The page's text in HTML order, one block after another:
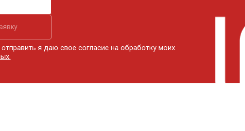
я даю свое согласие на обработку моих